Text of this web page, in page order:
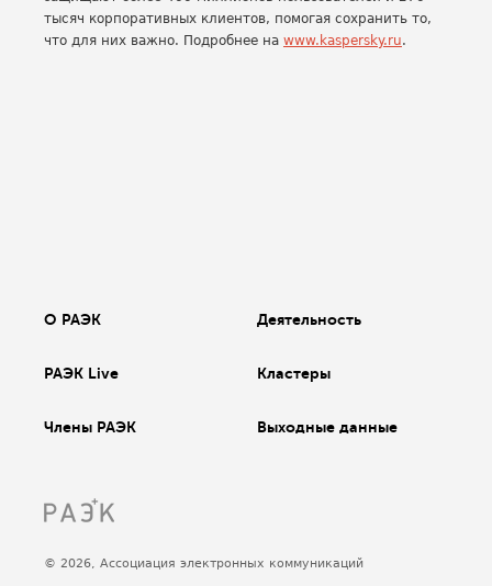
тысяч корпоративных клиентов, помогая сохранить то,
что для них важно. Подробнее на www.kaspersky.ru.
О РАЭК Деятельность
РАЭК Live Кластеры
Члены РАЭК Выходные данные
© 2026, Ассоциация электронных коммуникаций